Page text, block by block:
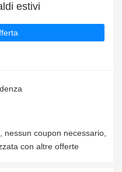
estivi
nessun coupon necessario,
con altre offerte